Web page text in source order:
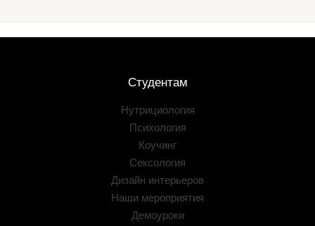
Студентам
Нутрициология
Психология
Коучинг
Сексология
Дизайн интерьеров
Наши мероприятия
Демоуроки